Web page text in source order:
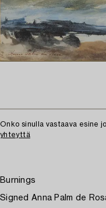
Onko sinulla vastaava esine
yhteyttä
Burnings
Signed Anna Palm de